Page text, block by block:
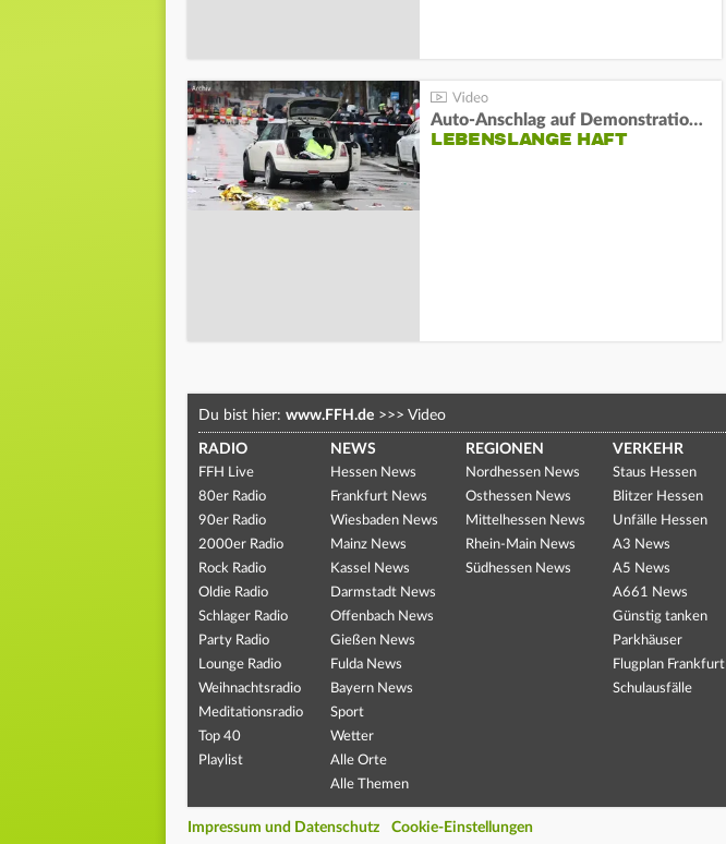
Auto-Anschlag auf Demonstration in München:
LEBENSLANGE HAFT
Du bist hier: www.FFH.de >>> Video
RADIO
FFH Live
80er Radio
90er Radio
2000er Radio
Rock Radio
Oldie Radio
Schlager Radio
Party Radio
Lounge Radio
Weihnachtsradio
Meditationsradio
Top 40
Playlist
NEWS
Hessen News
Frankfurt News
Wiesbaden News
Mainz News
Kassel News
Darmstadt News
Offenbach News
Gießen News
Fulda News
Bayern News
Sport
Wetter
Alle Orte
Alle Themen
REGIONEN
Nordhessen News
Osthessen News
Mittelhessen News
Rhein-Main News
Südhessen News
VERKEHR
Staus Hessen
Blitzer Hessen
Unfälle Hessen
A3 News
A5 News
A661 News
Günstig tanken
Parkhäuser
Flugplan Frankfurt
Schulausfälle
Impressum und Datenschutz Cookie-Einstellungen